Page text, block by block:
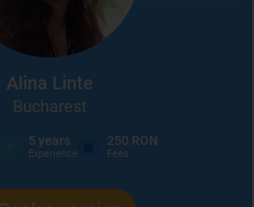
Alina Linte
Bucharest
5 years
Experience
250 RON
Fees